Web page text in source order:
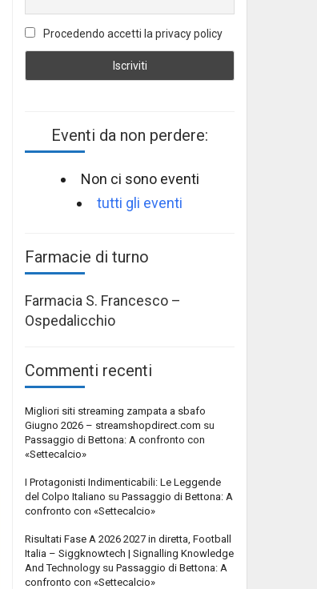
Procedendo accetti la privacy policy
Eventi da non perdere:
Non ci sono eventi
tutti gli eventi
Farmacie di turno
Farmacia S. Francesco –
Ospedalicchio
Commenti recenti
Migliori siti streaming zampata a sbafo
Giugno 2026 – streamshopdirect.com su
Passaggio di Bettona: A confronto con
«Settecalcio»
I Protagonisti Indimenticabili: Le Leggende
del Colpo Italiano su Passaggio di Bettona: A
confronto con «Settecalcio»
Risultati Fase A 2026 2027 in diretta, Football
Italia – Siggknowtech | Signalling Knowledge
And Technology su Passaggio di Bettona: A
confronto con «Settecalcio»